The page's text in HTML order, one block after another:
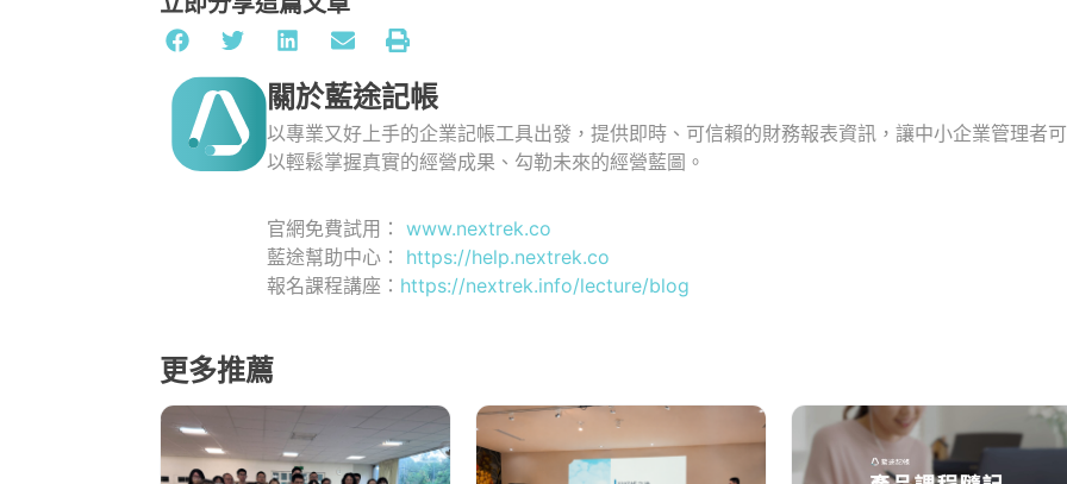
關於藍途記帳
以專業又好上手的企業記帳工具出發，提供即時、可信賴的財務報表資訊，讓中小企業管理者可
以輕鬆掌握真實的經營成果、勾勒未來的經營藍圖。
官網免費試用：www.nextrek.co
藍途幫助中心： https://help.nextrek.co
報名課程講座： https://nextrek.info/lecture/blog
更多推薦